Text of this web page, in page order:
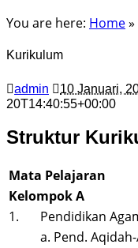
You are here: Home»
Kurikulum
admin 10 Januari,
20T14:40:55+00:00
Struktur
Mata Pelajaran
Kelompok A
1.
Pendidikan
a. Pend.